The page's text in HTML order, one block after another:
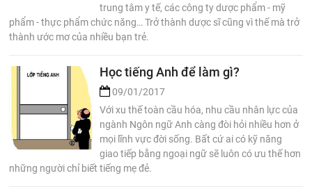
trung tâm y tế, các công ty dược phẩm - mỹ
phẩm - thực phẩm chức năng… Trở thành dược sĩ cũng vì thế mà trở
thành ước mơ của nhiều bạn trẻ.
Học tiếng Anh để làm gì?
09/01/2017
Với xu thế toàn cầu hóa, nhu cầu nhân lực của
ngành Ngôn ngữ Anh càng đòi hỏi nhiều hơn ở
mọi lĩnh vực đời sống. Bất cứ ai có kỹ năng
giao tiếp bằng ngoại ngữ sẽ luôn có ưu thế hơn
những người chỉ biết tiếng mẹ đẻ.